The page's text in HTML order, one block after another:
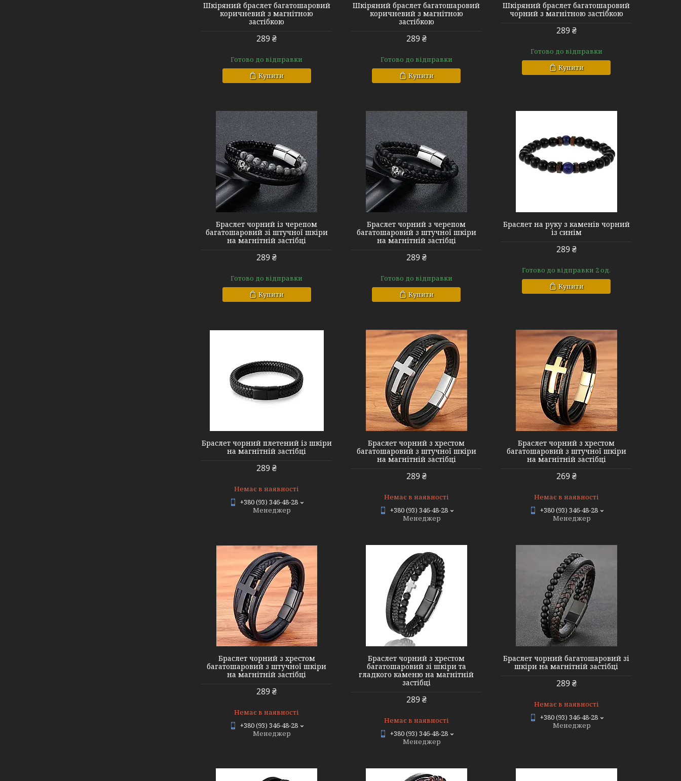
Шкіряний браслет багатошаровий
коричневий з магнітною
застібкою
289 ₴
Готово до відправки
Купити
Шкіряний браслет багатошаровий
коричневий з магнітною
застібкою
289 ₴
Готово до відправки
Купити
Шкіряний браслет багатошаровий
чорний з магнітною застібкою
289 ₴
Готово до відправки
Купити
Браслет чорний із черепом
багатошаровий зі штучної шкіри
на магнітній застібці
289 ₴
Готово до відправки
Купити
#14 Black Black
Браслет чорний з черепом
багатошаровий з штучної шкіри
на магнітній застібці
289 ₴
Готово до відправки
Купити
# 15 Black blue
Браслет на руку з каменів чорний
із синім
289 ₴
Готово до відправки 2 од.
Купити
Браслет чорний плетений із шкіри
на магнітній застібці
289 ₴
Немає в наявності
+380 (93) 346-48-28
Менеджер
Браслет чорний з хрестом
багатошаровий з штучної шкіри
на магнітній застібці
289 ₴
Немає в наявності
+380 (93) 346-48-28
Менеджер
#13 Black gold
Браслет чорний з хрестом
багатошаровий з штучної шкіри
на магнітній застібці
269 ₴
Немає в наявності
+380 (93) 346-48-28
Менеджер
Браслет чорний з хрестом
багатошаровий з штучної шкіри
на магнітній застібці
289 ₴
Немає в наявності
+380 (93) 346-48-28
Менеджер
#10 Black Black (1)
Браслет чорний з хрестом
багатошаровий зі шкіри та
гладкого каменю на магнітній
застібці
289 ₴
Немає в наявності
+380 (93) 346-48-28
Менеджер
#3 Black brown
Браслет чорний багатошаровий зі
шкіри на магнітній застібці
289 ₴
Немає в наявності
+380 (93) 346-48-28
Менеджер